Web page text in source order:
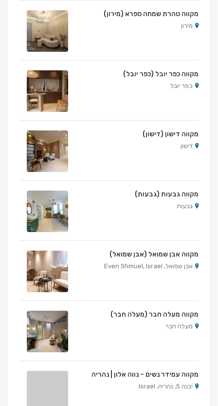
מקווה טהרת שמחה ספרא (מירון)
מירון
מקווה כפר יובל (כפר יובל)
כפר יובל
מקווה דישון (דישון)
דישון
מקווה גבעות (גבעות)
גבעות
מקווה אבן שמואל (אבן שמואל)
אבן שמואל, Even Shmuel, Israel
מקווה מעלה חבר (מעלה חבר)
מעלה חבר
מקווה עמידר נשים – נווה אלון | נהריה
יבנה 5, נהריה, Israel